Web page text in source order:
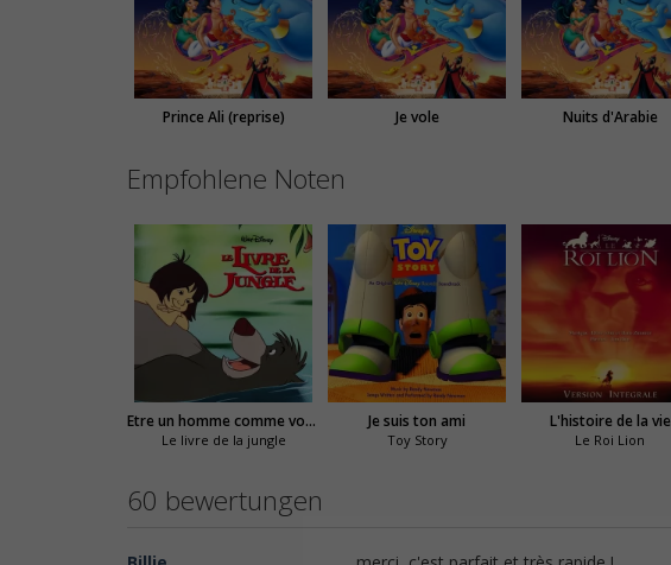
Prince Ali (reprise) Je vole Nuits d'Arabie
Empfohlene Noten
Etre un homme comme vous
Le livre de la jungle
Je suis ton ami
Toy Story
L'histoire de la vie
Le Roi Lion
60 bewertungen